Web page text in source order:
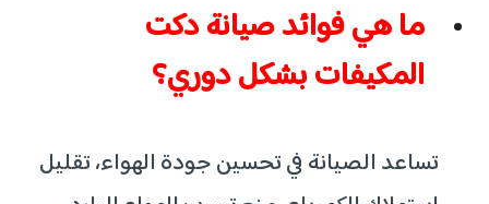
ما هي فوائد صيانة دكت
المكيفات بشكل دوري؟
تساعد الصيانة في تحسين جودة الهواء، تقليل